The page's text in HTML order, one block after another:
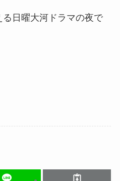
日曜大河ドラマの夜で